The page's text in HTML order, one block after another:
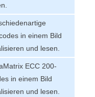
in einem Bild
und lesen.
ECC 200-
in einem Bild
und lesen.